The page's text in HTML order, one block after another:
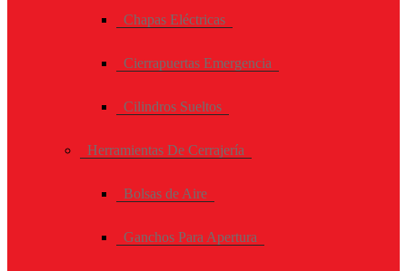
Chapas Eléctricas
Cierrapuertas Emergencia
Cilindros Sueltos
Herramientas De Cerrajería
Bolsas de Aire
Ganchos Para Apertura